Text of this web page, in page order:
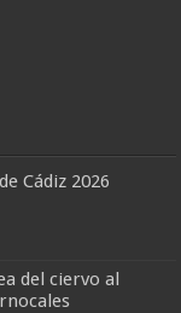
Cádiz 2026
del ciervo al